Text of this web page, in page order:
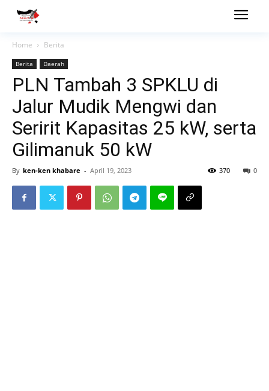
Home Berita
Berita Daerah
PLN Tambah 3 SPKLU di
Jalur Mudik Mengwi dan
Seririt Kapasitas 25 kW, serta
Gilimanuk 50 kW
By ken-ken khabare - April 19, 2023 0
370